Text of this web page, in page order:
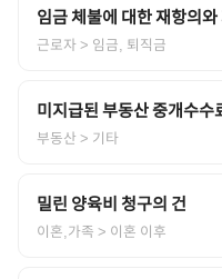
임금 체불에 대한 재항의
근로자> 임금, 퇴직금
미지급된 부동산 중개수수
부동산 > 기타
밀린 양육비 청구의 건
이혼,가족 > 이혼 이후